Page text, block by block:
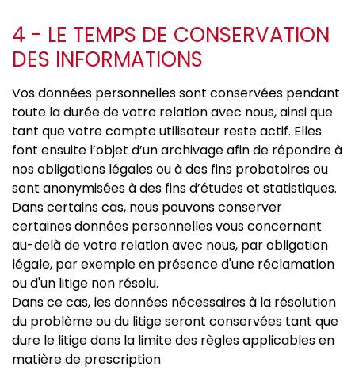
4 - LE TEMPS DE CONSERVATION
DES INFORMATIONS
Vos données personnelles sont conservées pendant
toute la durée de votre relation avec nous, ainsi que
tant que votre compte utilisateur reste actif. Elles
font ensuite l’objet d’un archivage afin de répondre à
nos obligations légales ou à des fins probatoires ou
sont anonymisées à des fins d’études et statistiques.
Dans certains cas, nous pouvons conserver
certaines données personnelles vous concernant
au-delà de votre relation avec nous, par obligation
légale, par exemple en présence d'une réclamation
ou d'un litige non résolu.
Dans ce cas, les données nécessaires à la résolution
du problème ou du litige seront conservées tant que
dure le litige dans la limite des règles applicables en
matière de prescription